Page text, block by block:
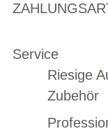
Service
Riesige
Zubehör